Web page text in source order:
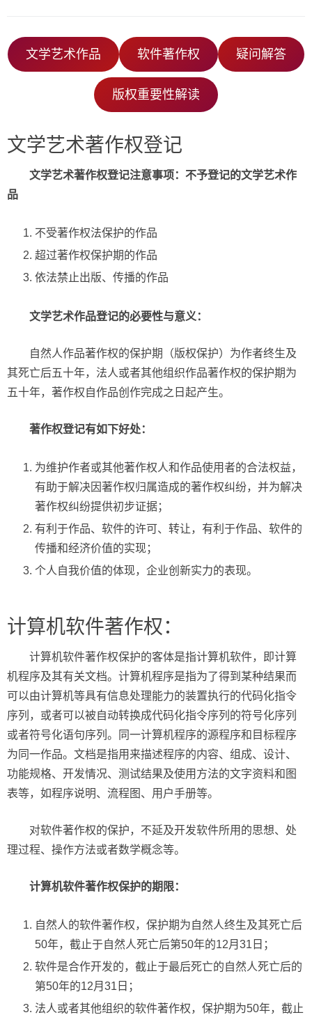
文学艺术作品 软件著作权 疑问解答
版权重要性解读
文学艺术著作权登记
文学艺术著作权登记注意事项：不予登记的文学艺术作
品
不受著作权法保护的作品
超过著作权保护期的作品
依法禁止出版、传播的作品
文学艺术作品登记的必要性与意义：
自然人作品著作权的保护期（版权保护）为作者终生及
其死亡后五十年，法人或者其他组织作品著作权的保护期为
五十年，著作权自作品创作完成之日起产生。
著作权登记有如下好处：
为维护作者或其他著作权人和作品使用者的合法权益，
有助于解决因著作权归属造成的著作权纠纷，并为解决
著作权纠纷提供初步证据；
有利于作品、软件的许可、转让，有利于作品、软件的
传播和经济价值的实现；
个人自我价值的体现，企业创新实力的表现。
计算机软件著作权：
计算机软件著作权保护的客体是指计算机软件，即计算
机程序及其有关文档。计算机程序是指为了得到某种结果而
可以由计算机等具有信息处理能力的装置执行的代码化指令
序列，或者可以被自动转换成代码化指令序列的符号化序列
或者符号化语句序列。同一计算机程序的源程序和目标程序
为同一作品。文档是指用来描述程序的内容、组成、设计、
功能规格、开发情况、测试结果及使用方法的文字资料和图
表等，如程序说明、流程图、用户手册等。
对软件著作权的保护，不延及开发软件所用的思想、处
理过程、操作方法或者数学概念等。
计算机软件著作权保护的期限：
自然人的软件著作权，保护期为自然人终生及其死亡后
50年，截止于自然人死亡后第50年的12月31日；
软件是合作开发的，截止于最后死亡的自然人死亡后的
第50年的12月31日；
法人或者其他组织的软件著作权，保护期为50年，截止